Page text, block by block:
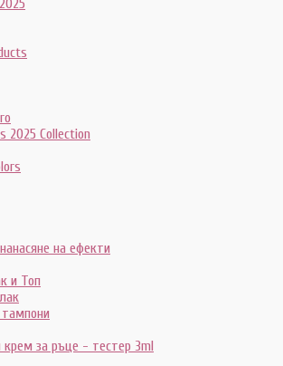
2025 Collection
на ефекти
и Топ
крем за ръце - тестер 3ml